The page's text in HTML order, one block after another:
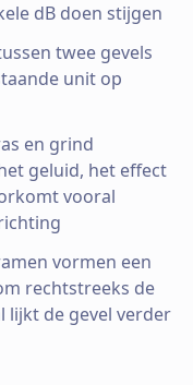
dB doen stijgen
twee gevels
unit op
en grind
geluid, het effect
vooral
vormen een
rechtstreeks de
lijkt de gevel verder